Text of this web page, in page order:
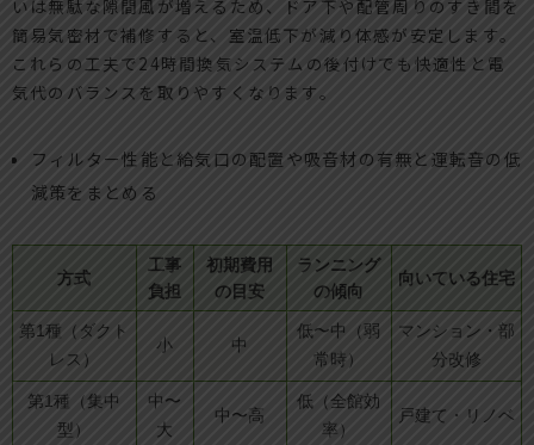
いは無駄な隙間風が増えるため、ドア下や配管周りのすき間を
簡易気密材で補修すると、室温低下が減り体感が安定します。
これらの工夫で24時間換気システムの後付けでも快適性と電
気代のバランスを取りやすくなります。
フィルター性能と給気口の配置や吸音材の有無と運転音の低
減策をまとめる
方式
工事
負担
初期費用
の目安
ランニング
の傾向
向いている住宅
第1種（ダクト
レス）
小 中
低〜中（弱
常時）
マンション・部
分改修
第1種（集中
型）
中〜
大
中〜高
低（全館効
率）
戸建て・リノベ